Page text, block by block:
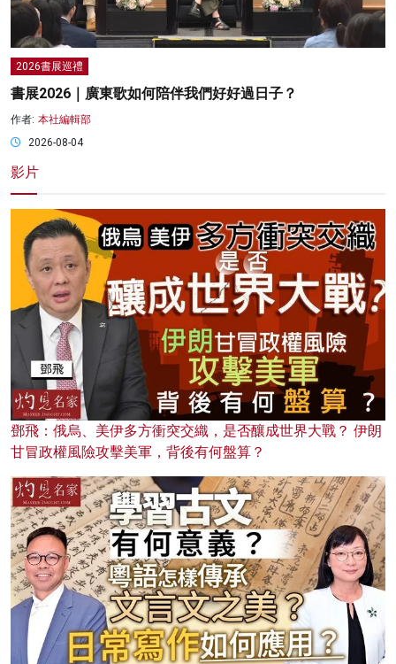
2026書展巡禮
書展2026｜廣東歌如何陪伴我們好好過日子？
作者: 本社編輯部
2026-08-04
影片
鄧飛：俄烏、美伊多方衝突交織，是否釀成世界大戰？ 伊朗
甘冒政權風險攻擊美軍，背後有何盤算？